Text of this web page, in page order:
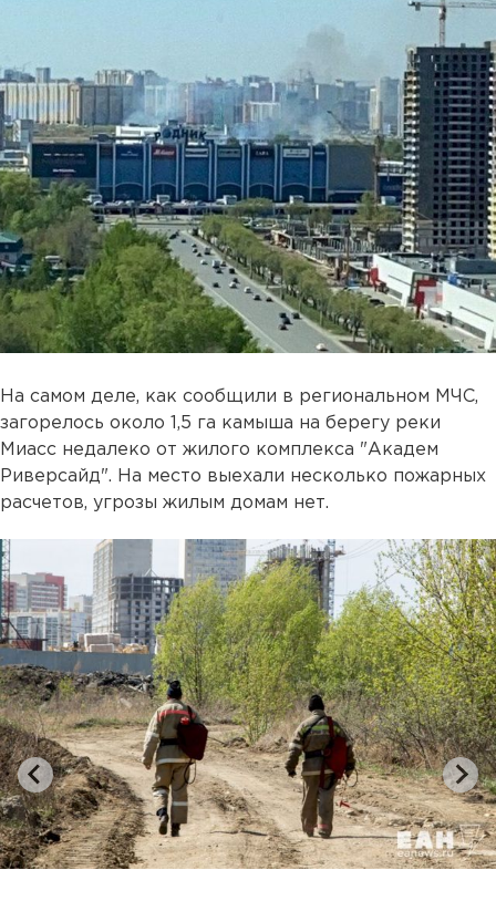
На самом деле, как сообщили в региональном МЧС,
загорелось около 1,5 га камыша на берегу реки
Миасс недалеко от жилого комплекса "Академ
Риверсайд". На место выехали несколько пожарных
расчетов, угрозы жилым домам нет.